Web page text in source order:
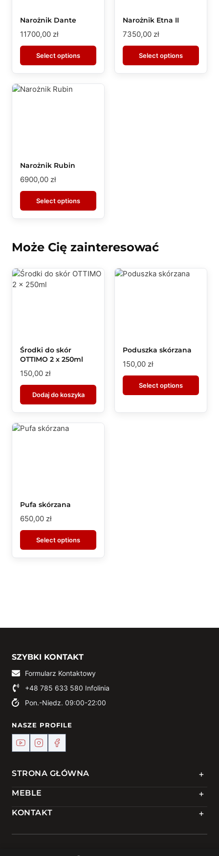
Narożnik Dante
11700,00 zł
Select options
Narożnik Etna II
7350,00 zł
Select options
Narożnik Rubin
6900,00 zł
Select options
Może Cię zainteresować
Środki do skór
OTTIMO 2 x 250ml
150,00 zł
Dodaj do koszyka
Poduszka skórzana
150,00 zł
Select options
Pufa skórzana
650,00 zł
Select options
SZYBKI KONTAKT
Formularz Kontaktowy
+48 785 633 580 Infolinia
Pon.-Niedz. 09:00-22:00
NASZE PROFILE
STRONA GŁÓWNA +
MEBLE +
KONTAKT +